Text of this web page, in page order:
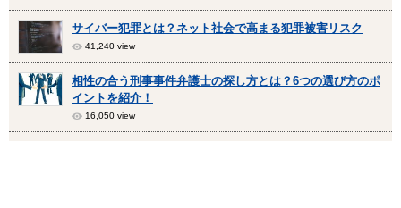
サイバー犯罪とは？ネット社会で高まる犯罪被害リスク
41,240 view
相性の合う刑事事件弁護士の探し方とは？6つの選び方のポ
イントを紹介！
16,050 view